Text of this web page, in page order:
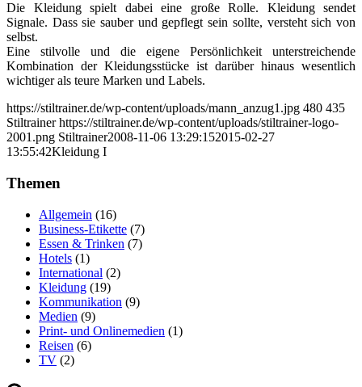
Die Kleidung spielt dabei eine große Rolle. Kleidung sendet
Signale. Dass sie sauber und gepflegt sein sollte, versteht sich von
selbst.
Eine stilvolle und die eigene Persönlichkeit unterstreichende
Kombination der Kleidungsstücke ist darüber hinaus wesentlich
wichtiger als teure Marken und Labels.
https://stiltrainer.de/wp-content/uploads/mann_anzug1.jpg 480 435
Stiltrainer https://stiltrainer.de/wp-content/uploads/stiltrainer-logo-
2001.png Stiltrainer2008-11-06 13:29:152015-02-27
13:55:42Kleidung I
Themen
Allgemein (16)
Business-Etikette (7)
Essen & Trinken (7)
Hotels (1)
International (2)
Kleidung (19)
Kommunikation (9)
Medien (9)
Print- und Onlinemedien (1)
Reisen (6)
TV (2)